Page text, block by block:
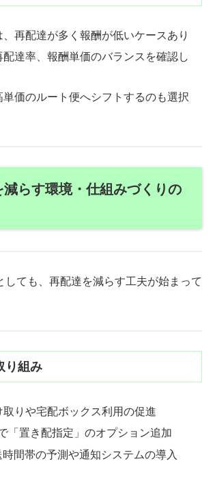
再配達が多く報酬が低いケースあり
達率、報酬単価のバランスを確認し
単価のルート便へシフトするのも選択
減らす環境・仕組みづくりの
しても、再配達を減らす工夫が始まって
り組み
取りや宅配ボックス利用の促進
「置き配指定」のオプション追加
間帯の予測や通知システムの導入